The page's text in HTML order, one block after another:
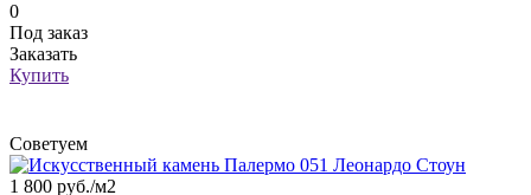
0
Под заказ
Заказать
Купить
Советуем
1 800 руб./м2